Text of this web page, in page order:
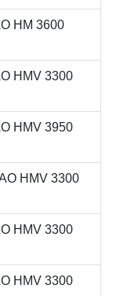
HM 3600
HMV 3300
HMV 3950
HMV 3300
HMV 3300
HMV 3300